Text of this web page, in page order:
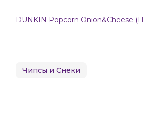
DUNKIN Popcorn Onion&Cheese
Чипсы и Снеки